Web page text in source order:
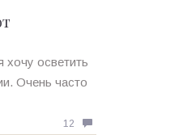
осветить
Очень часто
12